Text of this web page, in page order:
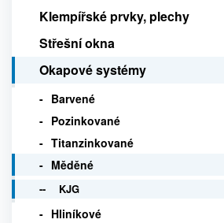
Klempířské prvky, plechy
Střešní okna
Okapové systémy
Barvené
Pozinkované
Titanzinkované
Měděné
KJG
Hliníkové